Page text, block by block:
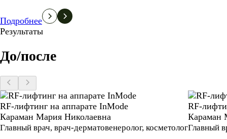
Подробнее
Результаты
До/после
RF-лифтинг на аппарате InMode
Караман Мария Николаевна
Главный врач, врач-дерматовенеролог, косметолог
RF-
Караман
Главный